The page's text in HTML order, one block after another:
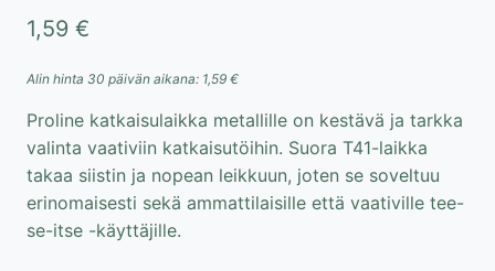
1,59 €
Alin hinta 30 päivän aikana: 1,59 €
Proline katkaisulaikka metallille on kestävä ja tarkka
valinta vaativiin katkaisutöihin. Suora T41-laikka
takaa siistin ja nopean leikkuun, joten se soveltuu
erinomaisesti sekä ammattilaisille että vaativille tee-
se-itse -käyttäjille.